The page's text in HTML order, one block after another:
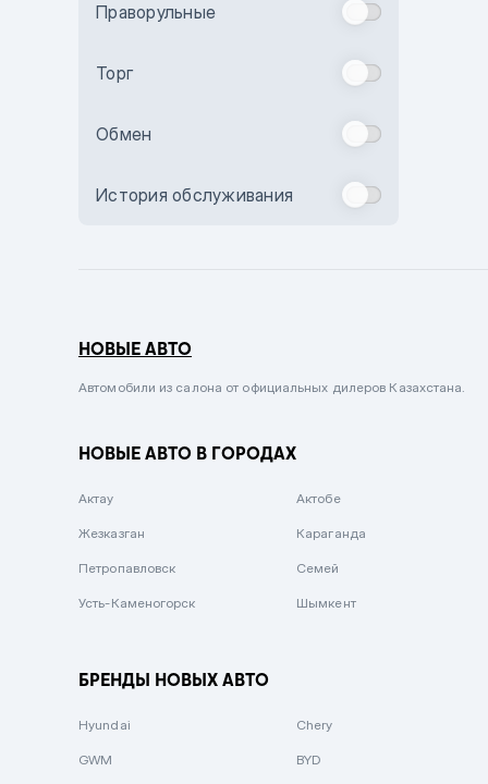
Бежевый
Комбинированный
Сиреневый металлик
Вишневый
Зеленый металлик
Праворульные
Торг
Обмен
История обслуживания
НОВЫЕ АВТО
Автомобили из салона от официальных дилеров Казахстана.
НОВЫЕ АВТО В ГОРОДАХ
Актау Актобе
Жезказган Караганда
Петропавловск Семей
Усть-Каменогорск Шымкент
БРЕНДЫ НОВЫХ АВТО
Hyundai Chery
GWM BYD